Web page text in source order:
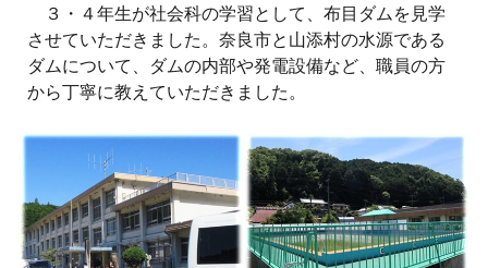
３・４年生が社会科の学習として、布目ダムを見学
させていただきました。奈良市と山添村の水源である
ダムについて、ダムの内部や発電設備など、職員の方
から丁寧に教えていただきました。